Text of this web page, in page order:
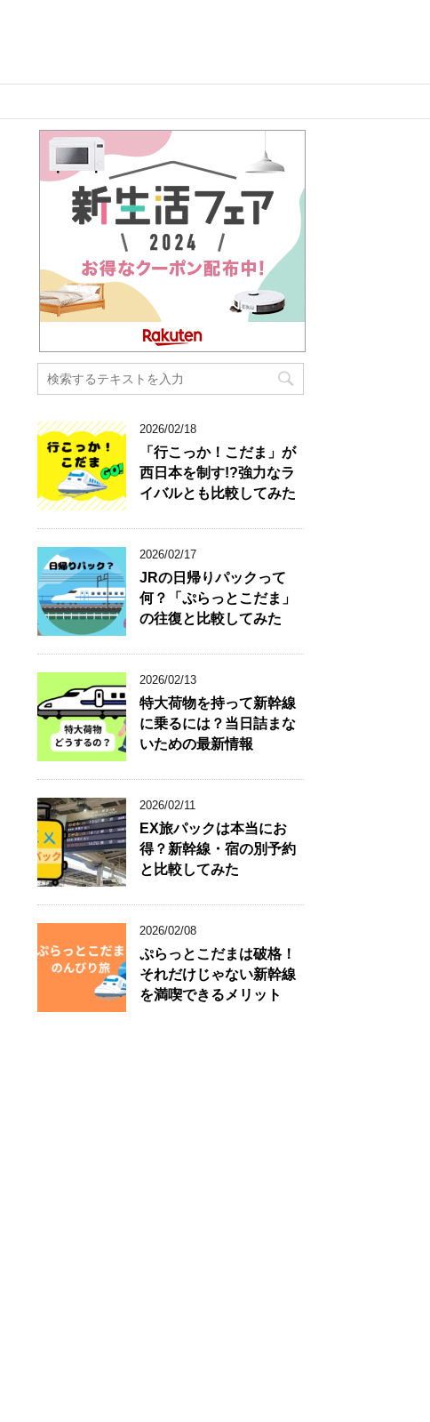
2026/02/18
「行こっか！こだま」が
西日本を制す!?強力なラ
イバルとも比較してみた
2026/02/17
JRの日帰りパックって
何？「ぷらっとこだま」
の往復と比較してみた
2026/02/13
特大荷物を持って新幹線
に乗るには？当日詰まな
いための最新情報
2026/02/11
EX旅パックは本当にお
得？新幹線・宿の別予約
と比較してみた
2026/02/08
ぷらっとこだまは破格！
それだけじゃない新幹線
を満喫できるメリット